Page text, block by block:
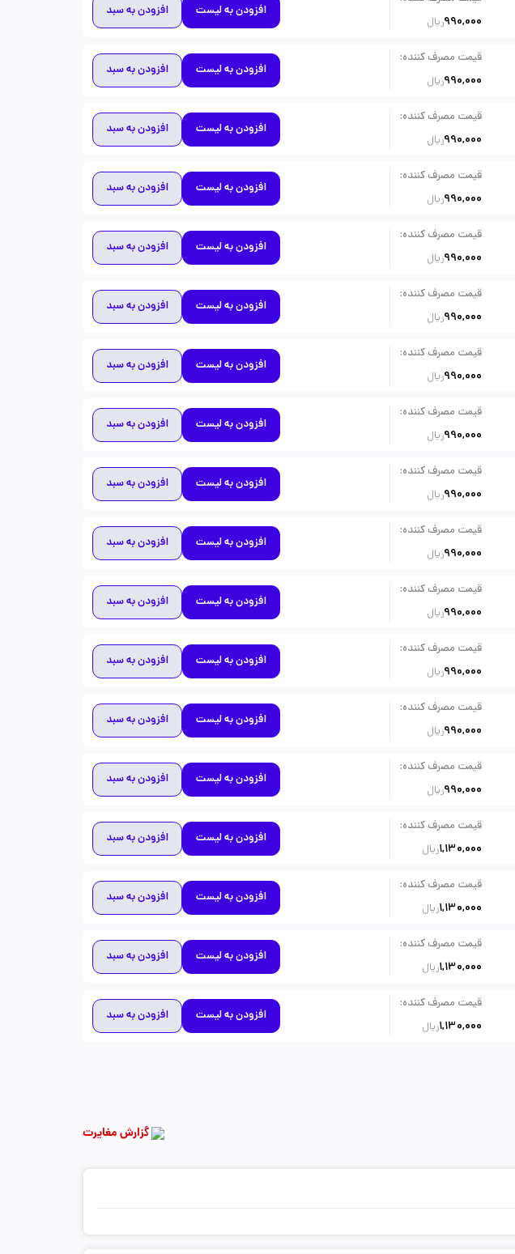
990,000ریال
افزودن به لیست افزودن به سبد
قیمت مصرف کننده:
990,000ریال
افزودن به لیست افزودن به سبد
قیمت مصرف کننده:
990,000ریال
افزودن به لیست افزودن به سبد
قیمت مصرف کننده:
990,000ریال
افزودن به لیست افزودن به سبد
قیمت مصرف کننده:
990,000ریال
افزودن به لیست افزودن به سبد
قیمت مصرف کننده:
990,000ریال
افزودن به لیست افزودن به سبد
قیمت مصرف کننده:
990,000ریال
افزودن به لیست افزودن به سبد
قیمت مصرف کننده:
990,000ریال
افزودن به لیست افزودن به سبد
قیمت مصرف کننده:
990,000ریال
افزودن به لیست افزودن به سبد
قیمت مصرف کننده:
990,000ریال
افزودن به لیست افزودن به سبد
قیمت مصرف کننده:
990,000ریال
افزودن به لیست افزودن به سبد
قیمت مصرف کننده:
990,000ریال
افزودن به لیست افزودن به سبد
قیمت مصرف کننده:
990,000ریال
افزودن به لیست افزودن به سبد
قیمت مصرف کننده:
990,000ریال
افزودن به لیست افزودن به سبد
قیمت مصرف کننده:
1,130,000ریال
افزودن به لیست افزودن به سبد
قیمت مصرف کننده:
1,130,000ریال
افزودن به لیست افزودن به سبد
قیمت مصرف کننده:
1,130,000ریال
افزودن به لیست افزودن به سبد
قیمت مصرف کننده:
1,130,000ریال
افزودن به لیست افزودن به سبد
گزارش مغایرت